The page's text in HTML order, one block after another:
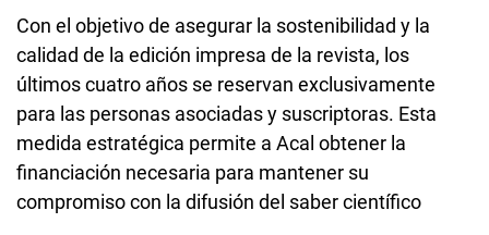
Con el objetivo de asegurar la sostenibilidad y la
calidad de la edición impresa de la revista, los
últimos cuatro años se reservan exclusivamente
para las personas asociadas y suscriptoras. Esta
medida estratégica permite a Acal obtener la
financiación necesaria para mantener su
compromiso con la difusión del saber científico